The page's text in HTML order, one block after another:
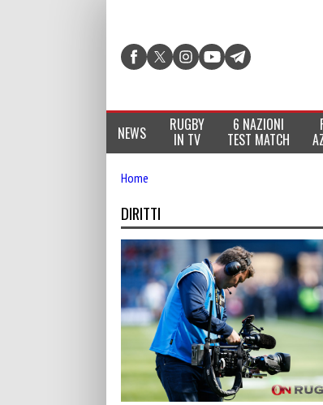
NEWS RUGBY
IN TV
6 NAZIONI
TEST MATCH
Home
DIRITTI